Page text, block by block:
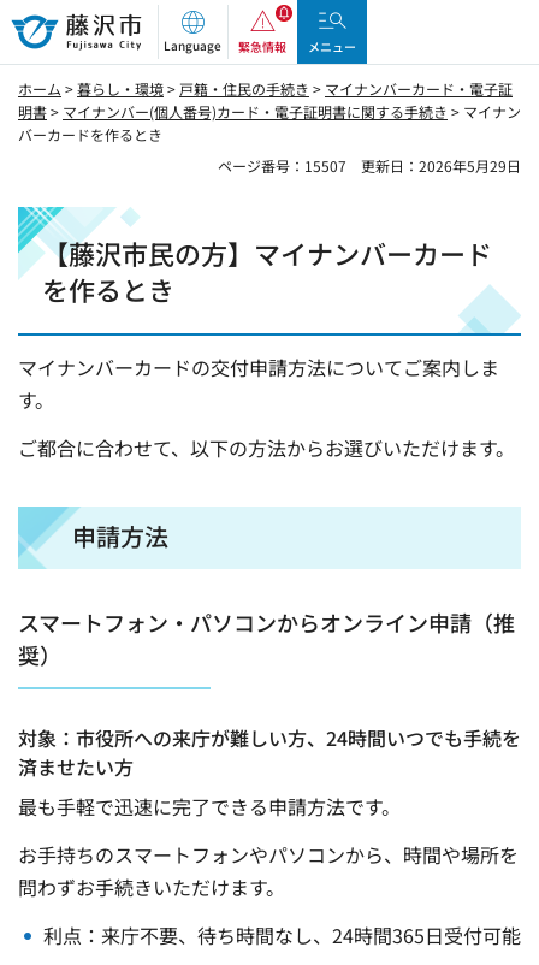
藤沢市
Language 緊急情報 メニュー
ホーム >暮らし・環境> 戸籍・住民の手続き > マイナンバーカード・電子証
明書> マイナンバー(個人番号)カード・電子証明書に関する手続き > マイナン
バーカードを作るとき
ページ番号：15507
更新日：2026年5月29日
【藤沢市民の方】マイナンバーカード
を作るとき
マイナンバーカードの交付申請方法についてご案内しま
す。
ご都合に合わせて、以下の方法からお選びいただけます。
申請方法
スマートフォン・パソコンからオンライン申請（推
奨）
対象：市役所への来庁が難しい方、24時間いつでも手続を
済ませたい方
最も手軽で迅速に完了できる申請方法です。
お手持ちのスマートフォンやパソコンから、時間や場所を
問わずお手続きいただけます。
利点：来庁不要、待ち時間なし、24時間365日受付可能